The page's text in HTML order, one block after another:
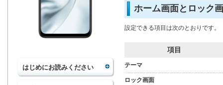
はじめにお読みください
ホーム画面とロック
設定できる項目は次のとおりです。
項目
テーマ
ロック画面